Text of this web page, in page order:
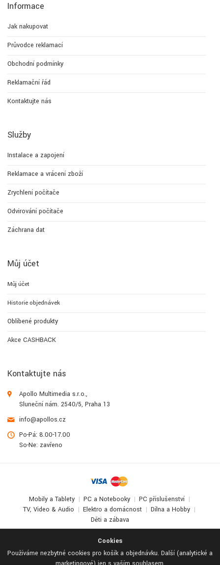
Cookies
Používáme nezbytné cookies pro košík a objednávku. Další (analytické a
Informace
Jak nakupovat
Průvodce reklamací
Obchodní podmínky
Reklamační řád
Kontaktujte nás
Služby
Instalace a zapojení
Reklamace a vrácení zboží
Zrychlení počítače
Odvirování počítače
Záchrana dat
Můj účet
Můj účet
Historie objednávek
Oblíbené produkty
Akce CASHBACK
Kontaktujte nás
Apollo Multimedia s.r.o.,
Sluneční nám. 2540/5, Praha 13
info@apollos.cz
Po-Pá: 8.00-17.00
So-Ne: zavřeno
Mobily a Tablety PC a Notebooky
PC příslušenství
TV, Video & Audio
Elektro a domácnost
Dílna a Hobby
Děti a zábava